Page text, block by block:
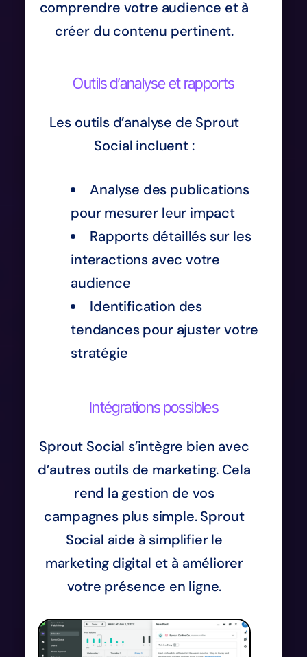
comprendre votre audience et à
créer du contenu pertinent.
Outils d’analyse et rapports
Les outils d’analyse de Sprout
Social incluent :
Analyse des publications
pour mesurer leur impact
Rapports détaillés sur les
interactions avec votre
audience
Identification des
tendances pour ajuster votre
stratégie
Intégrations possibles
Sprout Social s’intègre bien avec
d’autres outils de marketing. Cela
rend la gestion de vos
campagnes plus simple. Sprout
Social aide à simplifier le
marketing digital et à améliorer
votre présence en ligne.